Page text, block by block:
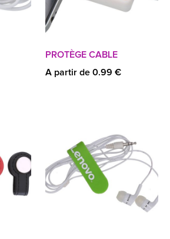
PROTÈGE CABLE
A partir de 0.99 €